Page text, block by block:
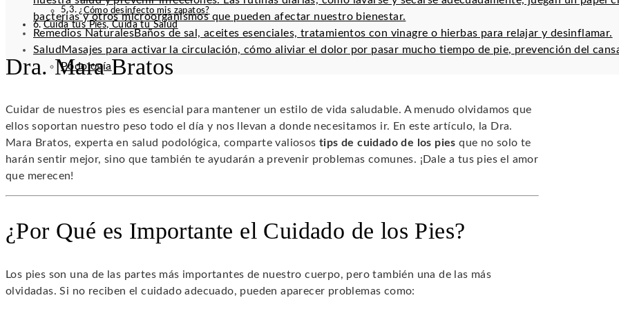
bacterias y otros microorganismos que pueden afectar nuestro bienestar.
Remedios NaturalesBaños de sal, aceites esenciales, tratamientos con vinagre o hierbas para relajar y desinflamar.
Salud Masajes para activar la circulación, cómo aliviar el dolor por pasar mucho tiempo de pie, prevención del
Podología
¿Cómo desinfecto mis zapatos?
Cuida tus Pies, Cuida tu Salud
Dra. Mara Bratos
Cuidar de nuestros pies es esencial para mantener un estilo de vida saludable. A menudo olvidamos que
ellos soportan nuestro peso todo el día y nos llevan a donde necesitamos ir. En este artículo, la Dra.
Mara Bratos, experta en salud podológica, comparte valiosos tips de cuidado de los pies que no solo te
harán sentir mejor, sino que también te ayudarán a prevenir problemas comunes. ¡Dale a tus pies el amor
que merecen!
¿Por Qué es Importante el Cuidado de los Pies?
Los pies son una de las partes más importantes de nuestro cuerpo, pero también una de las más
olvidadas. Si no reciben el cuidado adecuado, pueden aparecer problemas como: